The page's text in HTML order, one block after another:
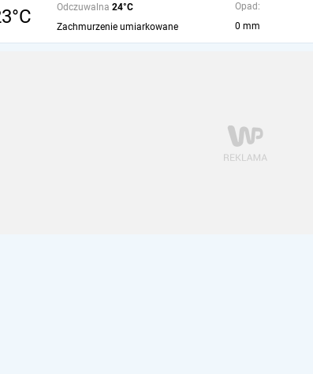
Odczuwalna 24°C
Zachmurzenie umiarkowane
Opad:
0 mm